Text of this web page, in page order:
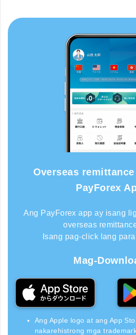
Overseas
PayForex
Ang PayForex app ay isang
overseas
Isang pag-click lang
Mag-
Ang Apple logo at ang App
nakarehistrong mga